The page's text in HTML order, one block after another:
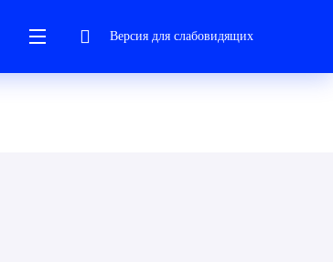
Версия для слабовидящих